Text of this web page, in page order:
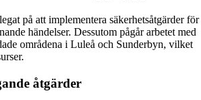
på att implementera säkerhetsåtgärder för
händelser. Dessutom pågår arbetet med
områdena i Luleå och Sunderbyn, vilket
åtgärder